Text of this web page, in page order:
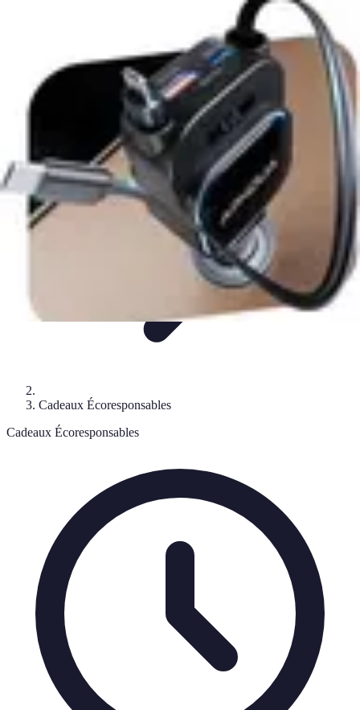
Personnalisation
Idées Cadeaux Papa
Cadeaux Écoresponsables
Cadeaux Écoresponsables